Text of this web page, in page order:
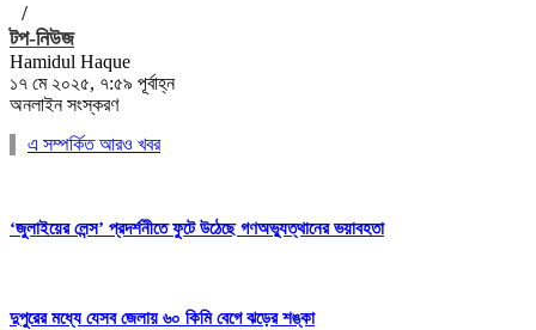
/
টপ-নিউজ
Hamidul Haque
১৭ মে ২০২৫, ৭:৫৯ পূর্বাহ্ন
অনলাইন সংস্করণ
এ সম্পর্কিত আরও খবর
‘জুলাইয়ের লেন্স’ প্রদর্শনীতে ফুটে উঠেছে গণঅভ্যুত্থানের ভয়াবহতা
দুপুরের মধ্যে যেসব জেলায় ৬০ কিমি বেগে ঝড়ের শঙ্কা